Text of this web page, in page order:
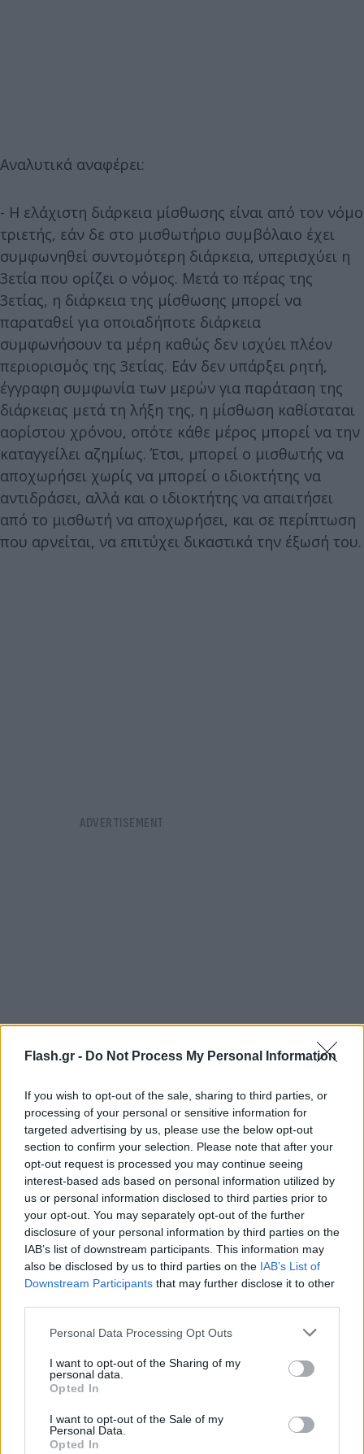
Flash.gr - Do Not Process My Personal Information
If you wish to opt-out of the sale, sharing to third parties, or
processing of your personal or sensitive information for
targeted advertising by us, please use the below opt-out
section to confirm your selection. Please note that after your
opt-out request is processed you may continue seeing
interest-based ads based on personal information utilized by
us or personal information disclosed to third parties prior to
your opt-out. You may separately opt-out of the further
disclosure of your personal information by third parties on the
IAB’s list of downstream participants. This information may
also be disclosed by us to third parties on the IAB’s List of
Downstream Participants that may further disclose it to other
Please note that this website/app uses one or more Google
not limited to your visit or usage behaviour. You may click to
grant or deny consent to Google and its third-party tags to
use your data for below specified purposes in below Google
consent section.
Personal Data Processing Opt Outs
I want to opt-out of the Sharing of my
personal data.
Opted In
I want to opt-out of the Sale of my
Personal Data.
Opted In
Αναλυτικά αναφέρει:
- Η ελάχιστη διάρκεια μίσθωσης είναι από τον νόμο
τριετής, εάν δε στο μισθωτήριο συμβόλαιο έχει
συμφωνηθεί συντομότερη διάρκεια, υπερισχύει η
3ετία που ορίζει ο νόμος. Μετά το πέρας της
3ετίας, η διάρκεια της μίσθωσης μπορεί να
παραταθεί για οποιαδήποτε διάρκεια
συμφωνήσουν τα μέρη καθώς δεν ισχύει πλέον
περιορισμός της 3ετίας. Εάν δεν υπάρξει ρητή,
έγγραφη συμφωνία των μερών για παράταση της
διάρκειας μετά τη λήξη της, η μίσθωση καθίσταται
αορίστου χρόνου, οπότε κάθε μέρος μπορεί να την
καταγγείλει αζημίως. Έτσι, μπορεί ο μισθωτής να
αποχωρήσει χωρίς να μπορεί ο ιδιοκτήτης να
αντιδράσει, αλλά και ο ιδιοκτήτης να απαιτήσει
από το μισθωτή να αποχωρήσει, και σε περίπτωση
που αρνείται, να επιτύχει δικαστικά την έξωσή του.
- Η σύμβαση μίσθωσης συνίσταται, χωρίς όμως να
είναι εκ του νόμου υποχρεωτικό, να γίνεται
εγγράφως με την κατάρτιση ιδιωτικού
συμφωνητικού μεταξύ των συμβαλλομένων μερών
(εκμισθωτή και μισθωτή). Μετά την καθ'
οιονδήποτε τρόπο κατάρτιση της μίσθωσης, ο
εκμισθωτής υποχρεούται μέχρι το τέλος του
επόμενου μήνα από την έναρξη ή την τροποποίηση
της μίσθωσης να υποβάλλει ηλεκτρονικά με χρήση
πληροφοριακό σύστημα της ΑΑΔΕ. Επισημαίνεται
ότι, η ηλεκτρονική δήλωση πληροφοριακών
στοιχείων μίσθωσης υποβάλλεται αποκλειστικά για
φορολογικούς λόγους και σε καμία περίπτωση δεν
έχει αντικαταστήσει τη σύνταξη του έγγραφου